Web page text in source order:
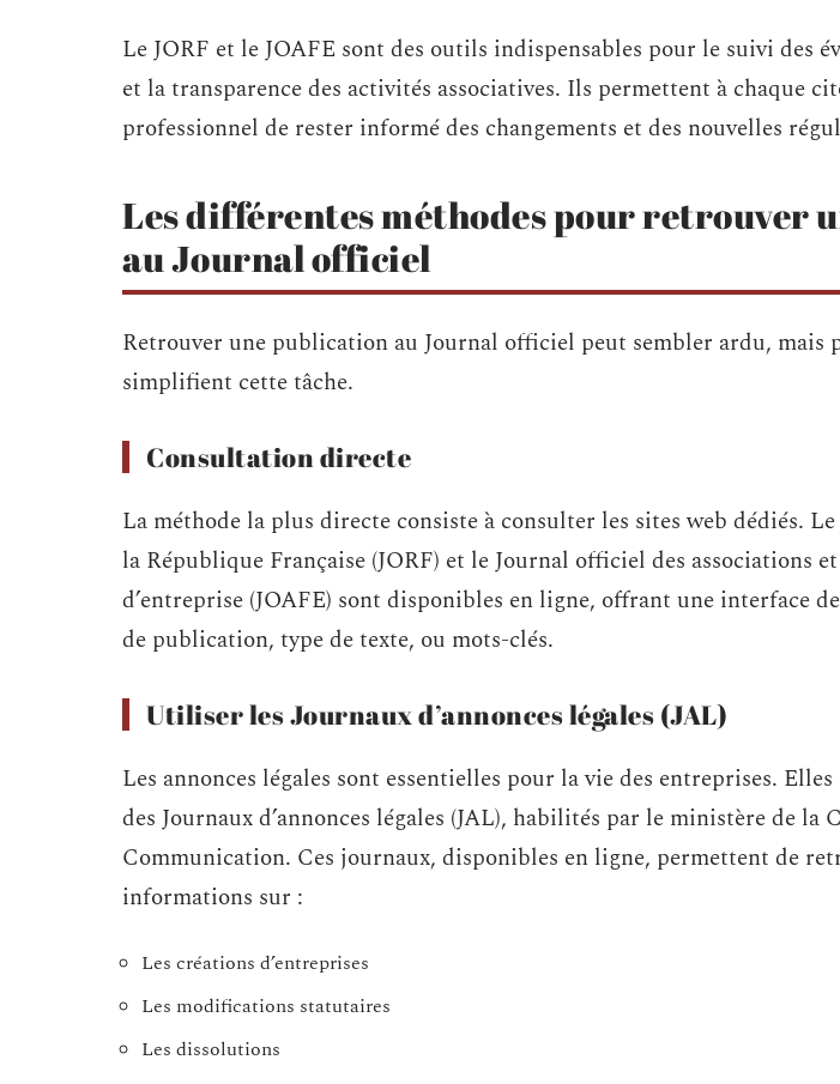
Le JORF et le JOAFE sont des outils indispensables pour le suivi des
et la transparence des activités associatives. Ils permettent à chaque
professionnel de rester informé des changements et des nouvelles
Les différentes méthodes pour retrouver
au Journal officiel
Retrouver une publication au Journal officiel peut sembler ardu, mais
simplifient cette tâche.
Consultation directe
La méthode la plus directe consiste à consulter les sites web dédiés.
la République Française (JORF) et le Journal officiel des associations
d’entreprise (JOAFE) sont disponibles en ligne, offrant une interface
de publication, type de texte, ou mots-clés.
Utiliser les Journaux d’annonces légales (JAL)
Les annonces légales sont essentielles pour la vie des entreprises.
des Journaux d’annonces légales (JAL), habilités par le ministère de la
Communication. Ces journaux, disponibles en ligne, permettent de
informations sur :
Les créations d’entreprises
Les modifications statutaires
Les dissolutions